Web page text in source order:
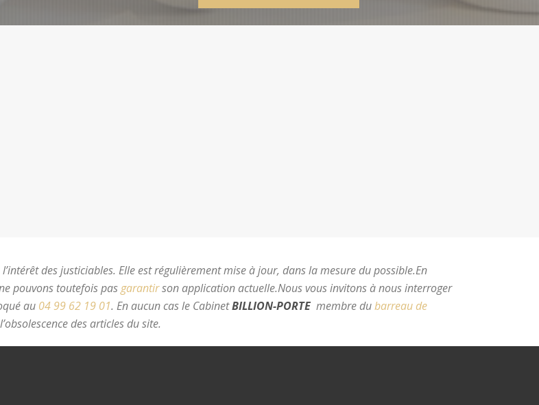
des justiciables. Elle est régulièrement mise à jour, dans la mesure du possible.En
pouvons toutefois pasgarantirson application actuelle.Nous vous invitons à nous interroger
au 04 99 62 19 01. En aucun cas le CabinetBILLION-PORTE membre dubarreau de
des articles du site.